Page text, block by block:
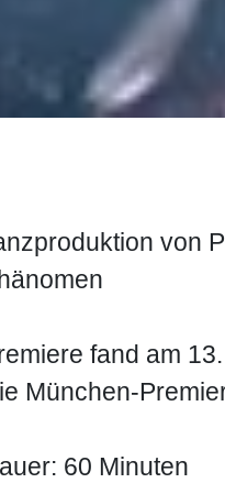
von
fand am
München-
60 Minuten